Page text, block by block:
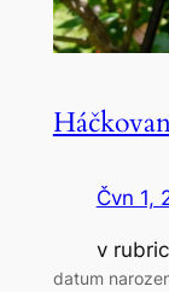
Čvn 1,
v
datum